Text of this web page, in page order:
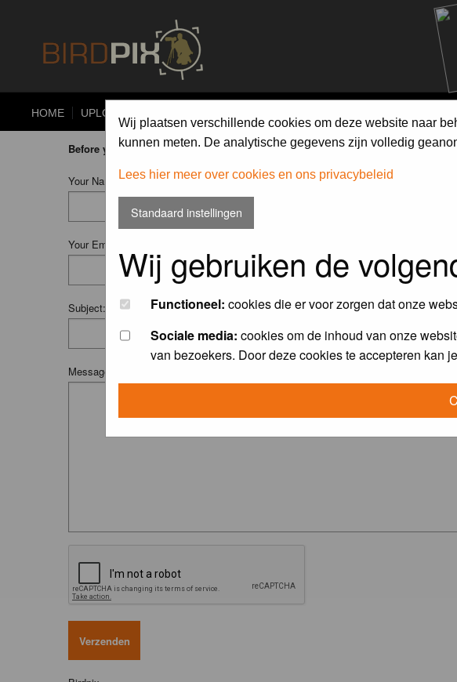
HOME UPLOAD
Wij plaatsen verschillende cookies om deze website naar
kunnen meten. De analytische gegevens zijn volledig
Lees hier meer over cookies en ons privacybeleid
Standaard instellingen
Wij gebruiken de
Functioneel: cookies die er voor zorgen dat onze
Sociale media: cookies om de inhoud van onze
van bezoekers. Door deze cookies te accepteren kan
Before you ask your question:pleaseread the FAQorsearch on the forum first.
Your Name (Fill in your username if you have one):
Your Email:
Subject:
Message: